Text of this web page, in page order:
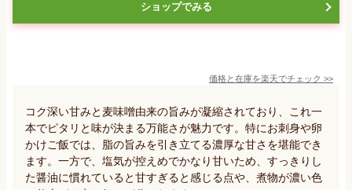
ショップでみる
価格と在庫を楽天でチェック >>
コク深い甘みと麦味噌由来の旨みが凝縮されており、これ一
本でピタリと味が決まる万能さが魅力です。特にお刺身や卵
かけご飯では、脂の旨みを引き立てる濃厚な甘さを堪能でき
ます。一方で、塩気が控えめでかなり甘いため、すっきりし
た醤油に慣れていると甘すぎると感じる点や、煮物が濃い色